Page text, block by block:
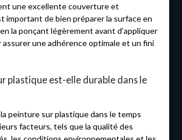
une excellente couverture et
important de bien préparer la surface en
la ponçant légèrement avant d’appliquer
une adhérence optimale et un fini
plastique est-elle durable dans le
peinture sur plastique dans le temps
facteurs, tels que la qualité des